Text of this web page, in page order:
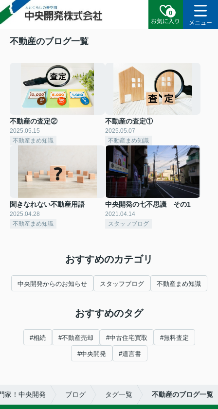
0
お気に入り
メニュー
不動産のブログ一覧
不動産の査定②
2025.05.15
不動産まめ知識
不動産の査定①
2025.05.07
不動産まめ知識
聞きなれない不動産用語
2025.04.28
不動産まめ知識
中央開発の七不思議 その1
2021.04.14
スタッフブログ
おすすめのカテゴリ
中央開発からのお知らせ スタッフブログ 不動産まめ知識
おすすめのタグ
#相続 #不動産売却 #中古住宅買取 #無料査定
#中央開発 #遺言書
家！中央開発 ブログ タグ一覧 不動産のブログ一覧